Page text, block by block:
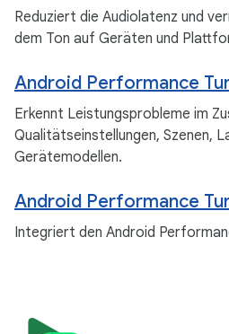
Reduziert die Audiolatenz und
dem Ton auf Geräten und
Android Performance
Erkennt Leistungsprobleme im
Qualitätseinstellungen, Szenen,
Gerätemodellen.
Android Performance
Integriert den Android